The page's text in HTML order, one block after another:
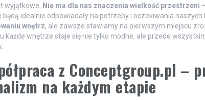
wyjątkowe.
Nie ma dla nas znaczenia wielkość przestrzeni
idealnie odpowiadały na potrzeby i oczekiwania
wnętrz, ale zawsze stawiamy na pierwszym miejscu
każde wnętrze staje się nie tylko modne, ale przede
z Conceptgroup.pl –
na każdym etapie